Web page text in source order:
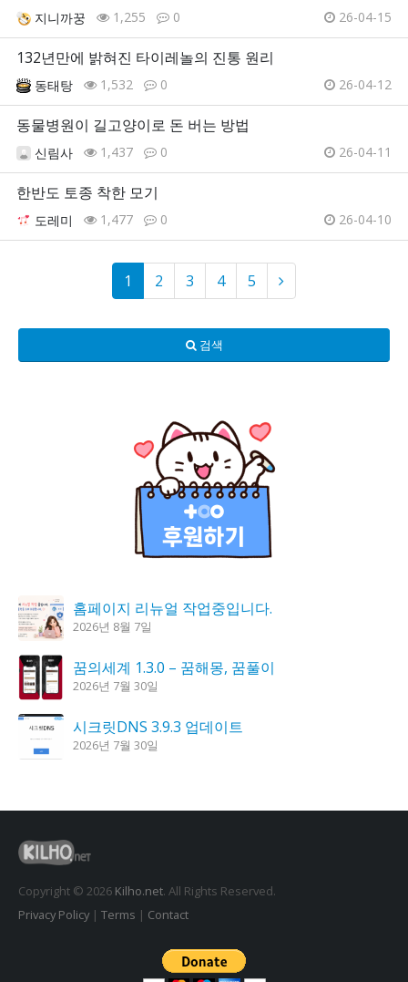
지니까꿍 1,255 0 26-04-15
132년만에 밝혀진 타이레놀의 진통 원리
동태탕 1,532 0 26-04-12
동물병원이 길고양이로 돈 버는 방법
신림사 1,437 0 26-04-11
한반도 토종 착한 모기
도레미 1,477 0 26-04-10
1 2 3 4 5
검색
홈페이지 리뉴얼 작업중입니다.
2026년 8월 7일
꿈의세계 1.3.0 – 꿈해몽, 꿈풀이
2026년 7월 30일
시크릿DNS 3.9.3 업데이트
2026년 7월 30일
도깨비 촛불 1.6.0 업데이트
2026년 7월 23일
Copyright © 2026 Kilho.net. All Rights Reserved.
Privacy Policy| Terms | Contact